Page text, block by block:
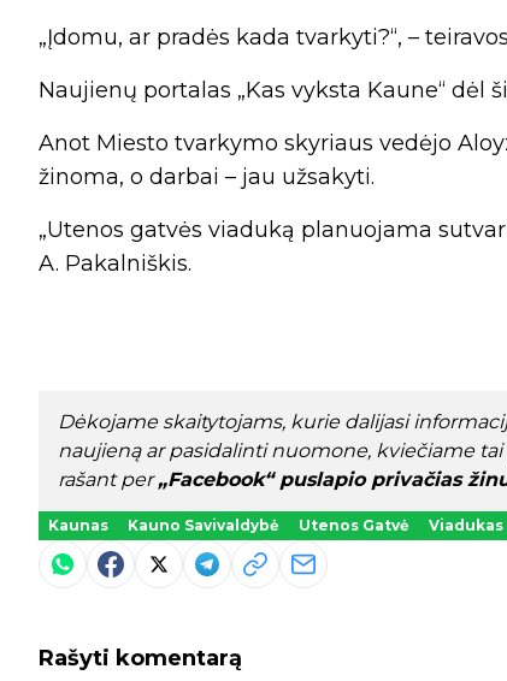
„Įdomu, ar pradės kada tvarkyti?“, –
Naujienų portalas „Kas vyksta Kaune“ dėl
Anot Miesto tvarkymo skyriaus vedėjo
žinoma, o darbai – jau užsakyti.
„Utenos gatvės viaduką planuojama
A. Pakalniškis.
Dėkojame skaitytojams, kurie dalijasi
naujieną ar pasidalinti nuomone, kviečiame
rašant per„Facebook“ puslapio privačias
Kaunas Kauno Savivaldybė Utenos Gatvė Viadukas
Rašyti komentarą